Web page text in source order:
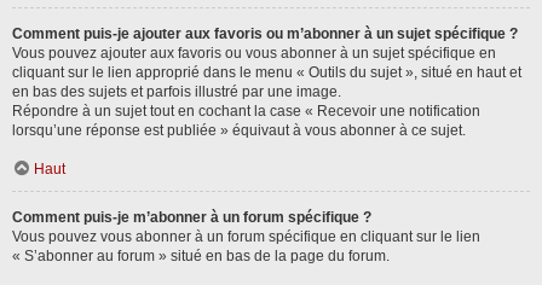
Comment puis-je ajouter aux favoris ou m’abonner à un sujet spécifique ?
Vous pouvez ajouter aux favoris ou vous abonner à un sujet spécifique en
cliquant sur le lien approprié dans le menu « Outils du sujet », situé en haut et
en bas des sujets et parfois illustré par une image.
Répondre à un sujet tout en cochant la case « Recevoir une notification
lorsqu’une réponse est publiée » équivaut à vous abonner à ce sujet.
Haut
Comment puis-je m’abonner à un forum spécifique ?
Vous pouvez vous abonner à un forum spécifique en cliquant sur le lien
« S’abonner au forum » situé en bas de la page du forum.